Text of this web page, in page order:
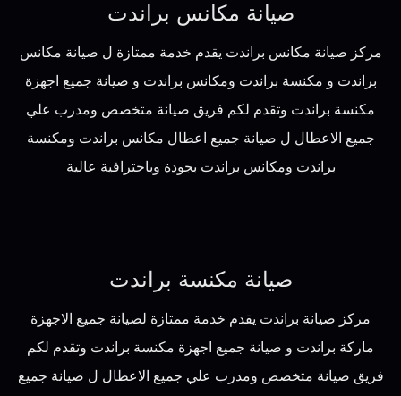
صيانة مكانس براندت
مركز صيانة مكانس براندت يقدم خدمة ممتازة ل صيانة مكانس
براندت و مكنسة براندت ومكانس براندت و صيانة جميع اجهزة
مكنسة براندت وتقدم لكم فريق صيانة متخصص ومدرب علي
جميع الاعطال ل صيانة جميع اعطال مكانس براندت ومكنسة
براندت ومكانس براندت بجودة وباحترافية عالية
صيانة مكنسة براندت
مركز صيانة براندت يقدم خدمة ممتازة لصيانة جميع الاجهزة
ماركة براندت و صيانة جميع اجهزة مكنسة براندت وتقدم لكم
فريق صيانة متخصص ومدرب علي جميع الاعطال ل صيانة جميع